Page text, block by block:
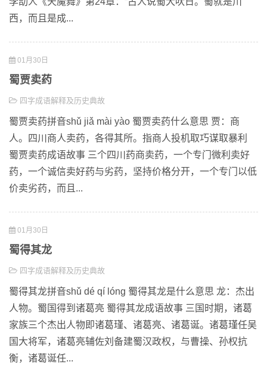
西，而且是成...
01月30日
蜀贾卖药
四字成语解释及历史典故
蜀贾卖药拼音shǔ jiǎ mài yào 蜀贾卖药什么意思 贾：商
人。四川商人卖药，各得其所。指商人投机取巧谋取暴利
蜀贾卖药成语故事 三个四川药商卖药，一个专门微利卖好
药，一个诚信卖好药与劣药，坚持价格分开，一个专门以低
价卖劣药，而且...
01月30日
蜀得其龙
四字成语解释及历史典故
蜀得其龙拼音shǔ dé qí lóng 蜀得其龙是什么意思 龙：杰出
人物。蜀国得到诸葛亮 蜀得其龙成语故事 三国时期，诸葛
家族三个杰出人物即诸葛瑾、诸葛亮、诸葛诞。诸葛瑾任吴
国大将军，诸葛亮辅佐刘备建蜀汉政权，与曹操、孙权抗
衡，诸葛诞任...